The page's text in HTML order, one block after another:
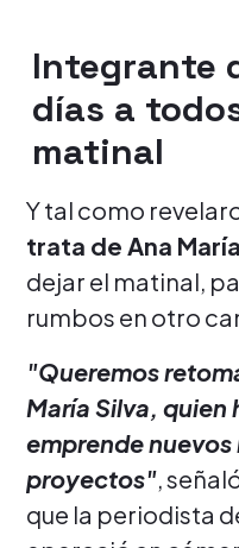
Integrante
días a
matinal
Y tal como
trata de Ana
dejar el matinal,
rumbos en otro
"Queremos
María Silva, quien
emprende
proyectos",
que la periodista